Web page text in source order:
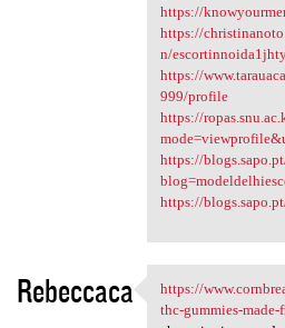
https://
https://
n/escortinnoida1jhty/
https://
999/profile
https://
https://
https://
Rebeccaca https://
https://
thc-gummies-made-